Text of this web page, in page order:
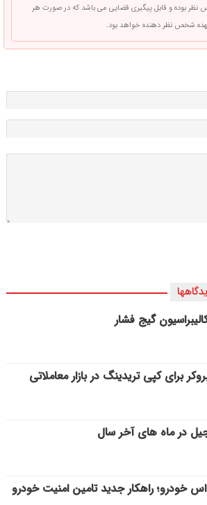
بوده و قابل پیگیری قضایی می باشد که در صورت هر
شخص نظر دهنده خواهد بود.
گیج فشار
برای کپی‌ تریدینگ در بازار معاملاتی
در ماه های آخر سال
خودرو؛ راهکار جدید تامین امنیت خودرو